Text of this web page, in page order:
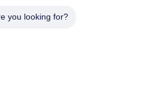
you looking for?